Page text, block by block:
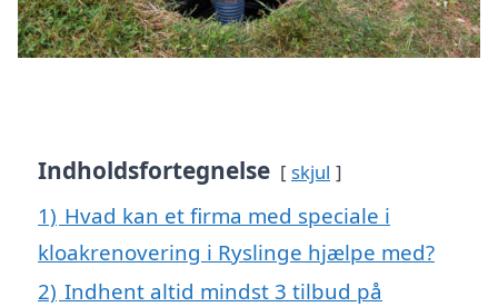
Indholdsfortegnelse skjul
1) Hvad kan et firma med speciale i
kloakrenovering i Ryslinge hjælpe med?
2) Indhent altid mindst 3 tilbud på